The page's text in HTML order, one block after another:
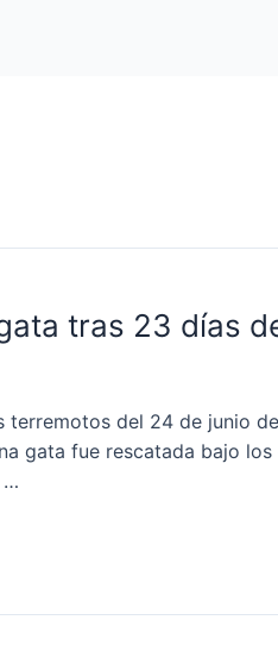
tras 23 días
del 24 de junio
gata fue rescatada bajo
…